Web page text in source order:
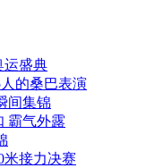
运盛典
的桑巴表演
间集锦
霸气外露
米接力决赛